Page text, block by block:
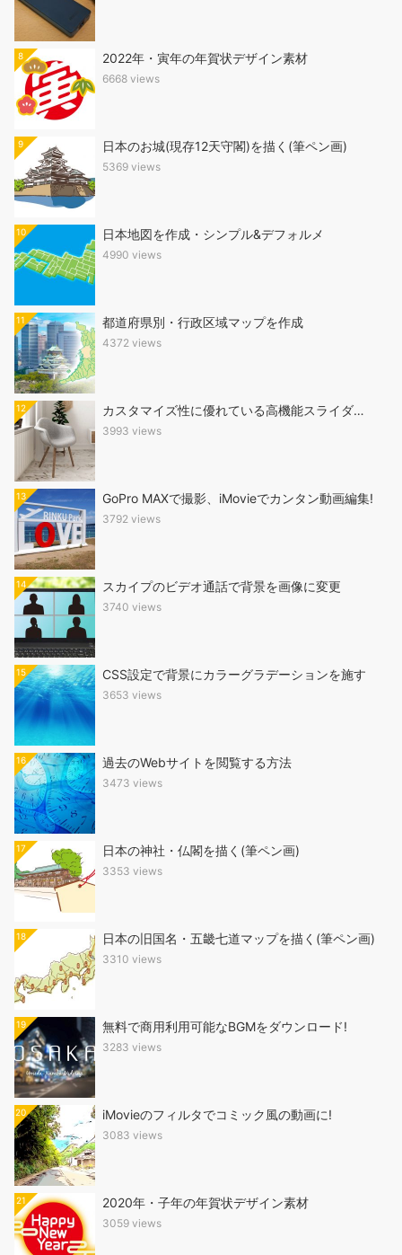
8 2022年・寅年の年賀状デザイン素材
6668 views
9 日本のお城(現存12天守閣)を描く(筆ペン画)
5369 views
10 日本地図を作成・シンプル&デフォルメ
4990 views
11 都道府県別・行政区域マップを作成
4372 views
12 カスタマイズ性に優れている高機能スライダ…
3993 views
13 GoPro MAXで撮影、iMovieでカンタン動画編集!
3792 views
14 スカイプのビデオ通話で背景を画像に変更
3740 views
15 CSS設定で背景にカラーグラデーションを施す
3653 views
16 過去のWebサイトを閲覧する方法
3473 views
17 日本の神社・仏閣を描く(筆ペン画)
3353 views
18 日本の旧国名・五畿七道マップを描く(筆ペン画)
3310 views
19 無料で商用利用可能なBGMをダウンロード!
3283 views
20 iMovieのフィルタでコミック風の動画に!
3083 views
21 2020年・子年の年賀状デザイン素材
3059 views